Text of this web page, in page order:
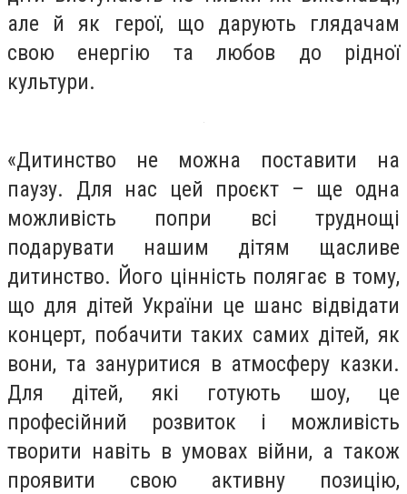
але й як герої, що дарують глядачам
свою енергію та любов до рідної
культури.
«Дитинство не можна поставити на
паузу. Для нас цей проєкт – ще одна
можливість попри всі труднощі
подарувати нашим дітям щасливе
дитинство. Його цінність полягає в тому,
що для дітей України це шанс відвідати
концерт, побачити таких самих дітей, як
вони, та зануритися в атмосферу казки.
Для дітей, які готують шоу, це
професійний розвиток і можливість
творити навіть в умовах війни, а також
проявити свою активну позицію,